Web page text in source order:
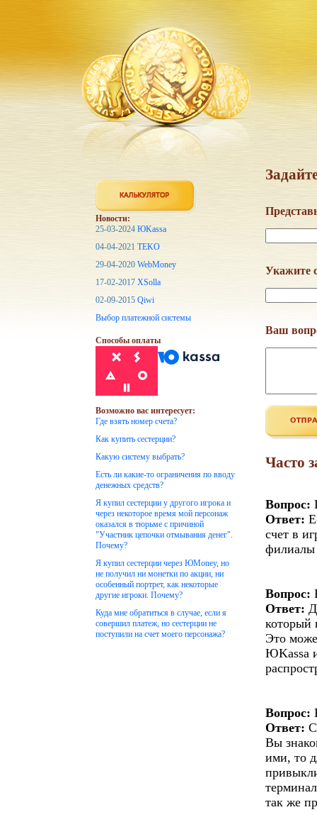
Укажите
Ваш
Часто
Вопрос:
Ответ:
счет в
филиалы
Вопрос:
Ответ:
который
Это
ЮKassa
Вопрос:
Ответ:
Вы
ими, то
так же
Новости:
25-03-2024 ЮKassa
04-04-2021 TEKO
29-04-2020 WebMoney
17-02-2017 XSolla
02-09-2015 Qiwi
Выбор платежной системы
Способы оплаты
Возможно вас интересует:
Где взять номер счета?
Как купить сестерции?
Какую систему выбрать?
Есть ли какие-то ограничения по вводу
денежных средств?
Я купил сестерции у другого игрока и
через некоторое время мой персонаж
оказался в тюрьме с причиной
"Участник цепочки отмывания денег".
Почему?
Я купил сестерции через ЮMoney, но
не получил ни монетки по акции, ни
особенный портрет, как некоторые
другие игроки. Почему?
Куда мне обратиться в случае, если я
совершил платеж, но сестерции не
поступили на счет моего персонажа?